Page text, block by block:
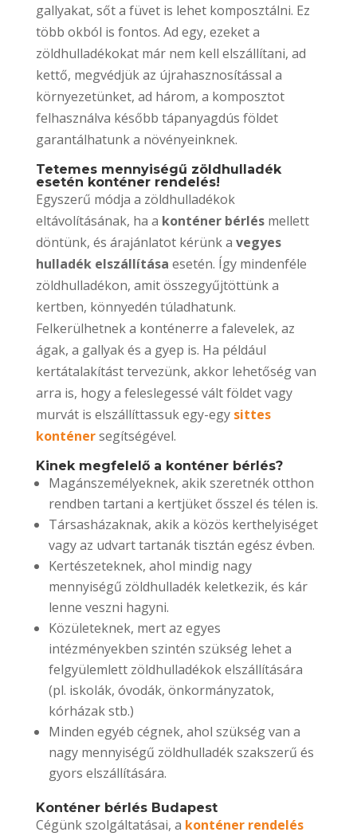
gallyakat, sőt a füvet is lehet komposztálni. Ez
több okból is fontos. Ad egy, ezeket a
zöldhulladékokat már nem kell elszállítani, ad
kettő, megvédjük az újrahasznosítással a
környezetünket, ad három, a komposztot
felhasználva később tápanyagdús földet
garantálhatunk a növényeinknek.
Tetemes mennyiségű zöldhulladék
esetén konténer rendelés!
Egyszerű módja a zöldhulladékok
eltávolításának, ha a konténer bérlésmellett
döntünk, és árajánlatot kérünk a vegyes
hulladék elszállítása esetén. Így mindenféle
zöldhulladékon, amit összegyűjtöttünk a
kertben, könnyedén túladhatunk.
Felkerülhetnek a konténerre a falevelek, az
ágak, a gallyak és a gyep is. Ha például
kertátalakítást tervezünk, akkor lehetőség van
arra is, hogy a feleslegessé vált földet vagy
murvát is elszállíttassuk egy-egy sittes
konténersegítségével.
Kinek megfelelő a konténer bérlés?
Magánszemélyeknek, akik szeretnék otthon
rendben tartani a kertjüket ősszel és télen is.
Társasházaknak, akik a közös kerthelyiséget
vagy az udvart tartanák tisztán egész évben.
Kertészeteknek, ahol mindig nagy
mennyiségű zöldhulladék keletkezik, és kár
lenne veszni hagyni.
Közületeknek, mert az egyes
intézményekben szintén szükség lehet a
felgyülemlett zöldhulladékok elszállítására
(pl. iskolák, óvodák, önkormányzatok,
kórházak stb.)
Minden egyéb cégnek, ahol szükség van a
nagy mennyiségű zöldhulladék szakszerű és
gyors elszállítására.
Konténer bérlés Budapest
Cégünk szolgáltatásai, a konténer rendelés